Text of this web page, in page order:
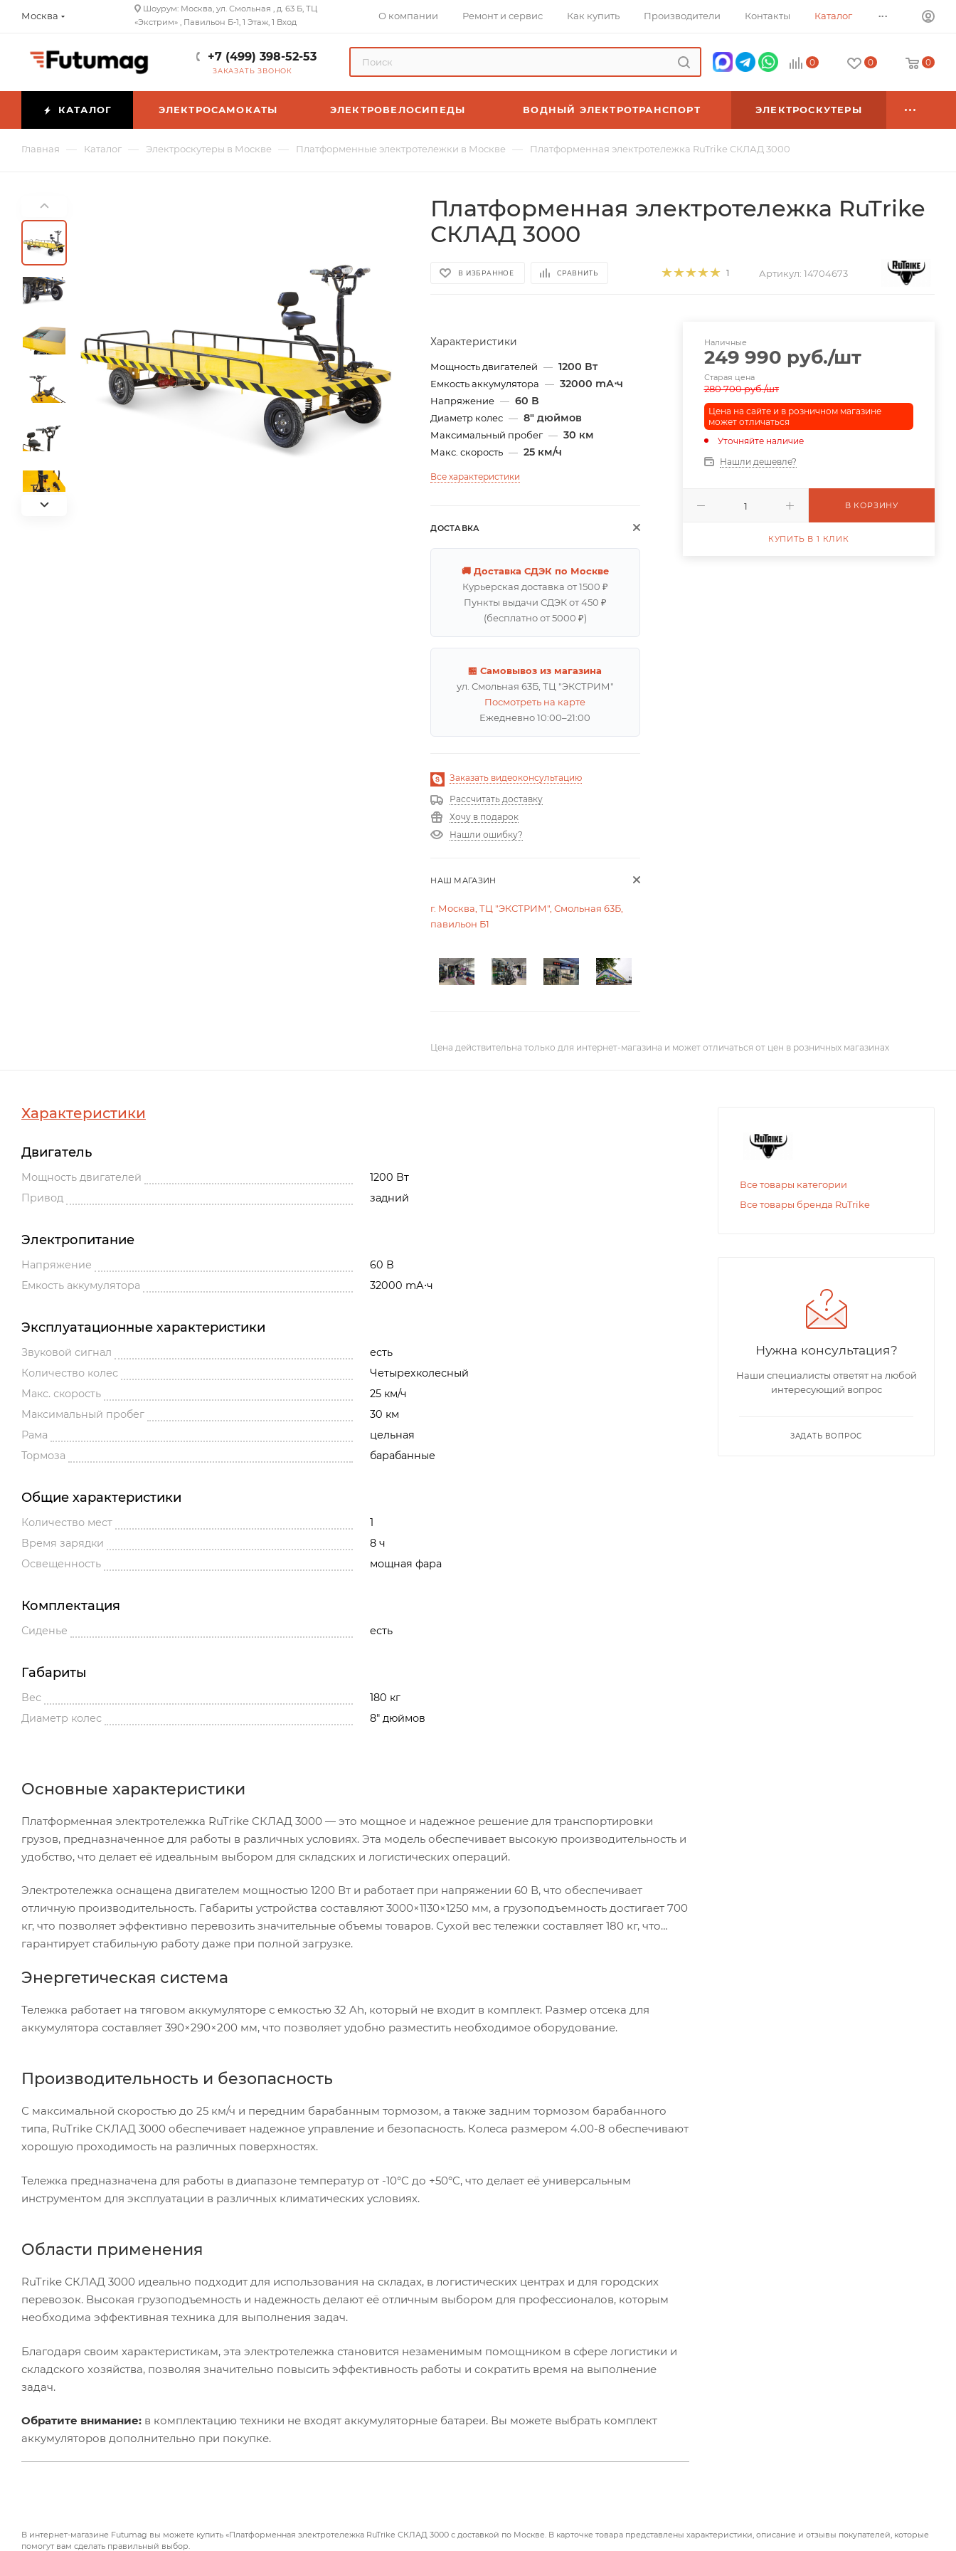
Москва
Шоурум: Москва, ул. Смольная , д. 63 Б, ТЦ
«Экстрим» , Павильон Б-1, 1 Этаж, 1 Вход
О компании Ремонт и сервис Как купить Производители Контакты Каталог ...
+7 (499) 398-52-53
ЗАКАЗАТЬ ЗВОНОК
0 0 0
КАТАЛОГ ЭЛЕКТРОСАМОКАТЫ ЭЛЕКТРОВЕЛОСИПЕДЫ ВОДНЫЙ ЭЛЕКТРОТРАНСПОРТ ЭЛЕКТРОСКУТЕРЫ
Главная — Каталог — Электроскутеры в Москве — Платформенные электротележки в Москве — Платформенная электротележка RuTrike СКЛАД 3000
Платформенная электротележка RuTrike
СКЛАД 3000
В ИЗБРАННОЕ СРАВНИТЬ 1 Артикул: 14704673
Характеристики
Мощность двигателей — 1200 Вт
Емкость аккумулятора — 32000 mА⋅ч
Напряжение — 60 В
Диаметр колес — 8" дюймов
Максимальный пробег — 30 км
Макс. скорость — 25 км/ч
Все характеристики
ДОСТАВКА
🚚 Доставка СДЭК по Москве
Курьерская доставка от 1500 ₽
Пункты выдачи СДЭК от 450 ₽
(бесплатно от 5000 ₽)
🏪 Самовывоз из магазина
ул. Смольная 63Б, ТЦ "ЭКСТРИМ"
Посмотреть на карте
Ежедневно 10:00–21:00
Заказать видеоконсультацию
Рассчитать доставку
Хочу в подарок
Нашли ошибку?
НАШ МАГАЗИН
г. Москва, ТЦ "ЭКСТРИМ", Смольная 63Б,
павильон Б1
Наличные
249 990 руб./шт
Старая цена
280 700руб./шт
Цена на сайте и в розничном магазине
может отличаться
Уточняйте наличие
Нашли дешевле?
В КОРЗИНУ
КУПИТЬ В 1 КЛИК
Цена действительна только для интернет-магазина и может отличаться от цен в розничных магазинах
Характеристики
Двигатель
Мощность двигателей
1200 Вт
Привод
задний
Электропитание
Напряжение
60 В
Емкость аккумулятора
32000 mА⋅ч
Эксплуатационные характеристики
Звуковой сигнал
есть
Количество колес
Четырехколесный
Макс. скорость
25 км/ч
Максимальный пробег
30 км
Рама
цельная
Тормоза
барабанные
Общие характеристики
Количество мест
1
Время зарядки
8 ч
Освещенность
мощная фара
Комплектация
Сиденье есть
Габариты
Вес
180 кг
Диаметр колес
8" дюймов
Основные характеристики
Платформенная электротележка RuTrike СКЛАД 3000 — это мощное и надежное решение для транспортировки
грузов, предназначенное для работы в различных условиях. Эта модель обеспечивает высокую производительность и
удобство, что делает её идеальным выбором для складских и логистических операций.
Электротележка оснащена двигателем мощностью 1200 Вт и работает при напряжении 60 В, что обеспечивает
отличную производительность. Габариты устройства составляют 3000×1130×1250 мм, а грузоподъемность достигает 700
кг, что позволяет эффективно перевозить значительные объемы товаров. Сухой вес тележки составляет 180 кг, что
гарантирует стабильную работу даже при полной загрузке.
Энергетическая система
Тележка работает на тяговом аккумуляторе с емкостью 32 Ah, который не входит в комплект. Размер отсека для
аккумулятора составляет 390×290×200 мм, что позволяет удобно разместить необходимое оборудование.
Производительность и безопасность
С максимальной скоростью до 25 км/ч и передним барабанным тормозом, а также задним тормозом барабанного
типа, RuTrike СКЛАД 3000 обеспечивает надежное управление и безопасность. Колеса размером 4.00-8 обеспечивают
хорошую проходимость на различных поверхностях.
Тележка предназначена для работы в диапазоне температур от -10°C до +50°C, что делает её универсальным
инструментом для эксплуатации в различных климатических условиях.
Области применения
RuTrike СКЛАД 3000 идеально подходит для использования на складах, в логистических центрах и для городских
перевозок. Высокая грузоподъемность и надежность делают её отличным выбором для профессионалов, которым
необходима эффективная техника для выполнения задач.
Благодаря своим характеристикам, эта электротележка становится незаменимым помощником в сфере логистики и
складского хозяйства, позволяя значительно повысить эффективность работы и сократить время на выполнение
задач.
Обратите внимание: в комплектацию техники не входят аккумуляторные батареи. Вы можете выбрать комплект
аккумуляторов дополнительно при покупке.
Все товары категории
Все товары бренда RuTrike
Нужна консультация?
Наши специалисты ответят на любой
интересующий вопрос
ЗАДАТЬ ВОПРОС
В интернет-магазине Futumag вы можете купить «Платформенная электротележка RuTrike СКЛАД 3000 с доставкой по Москве. В карточке товара представлены характеристики, описание и отзывы покупателей, которые
помогут вам сделать правильный выбор.